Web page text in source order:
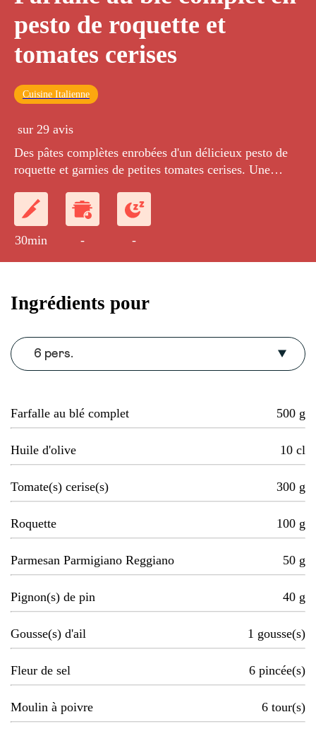
pesto de roquette et
tomates cerises
Cuisine Italienne
sur 29 avis
Des pâtes complètes enrobées d'un délicieux pesto de
roquette et garnies de petites tomates cerises. Une
30min - -
Ingrédients pour
6 pers.
Farfalle au blé complet 500 g
Huile d'olive 10 cl
Tomate(s) cerise(s) 300 g
Roquette 100 g
Parmesan Parmigiano Reggiano 50 g
Pignon(s) de pin 40 g
Gousse(s) d'ail 1 gousse(s)
Fleur de sel 6 pincée(s)
Moulin à poivre 6 tour(s)